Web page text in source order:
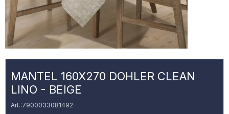
MANTEL 160X270 DOHLER CLEAN
LINO - BEIGE
7900033081492